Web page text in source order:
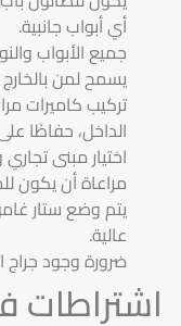
أي أبواب جانبية.
جميع الأبواب
يسمح لمن
تركيب كاميرات
الداخل، حفاظَا
اختيار مبنى
مراعاة أن يكون
يتم وضع ستار
عالية.
ضرورة وجود جراج
اشتراطات